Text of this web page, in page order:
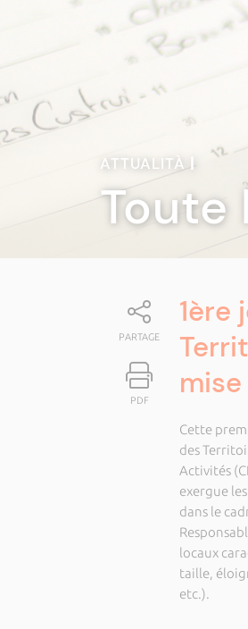
ATTUALITÀ|
Toute
PARTAGE
PDF
1ère
Cette
des
Activités
exergue
dans le
locaux
taille,
etc.).